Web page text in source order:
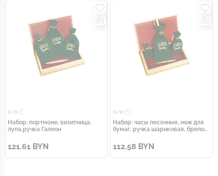
0/0
Набор: портмоне, визитница,
лупа,ручка Галеон
121.61 BYN
0/0
Набор: часы песочные, нож для
бумаг, ручка шариковая, брелок-
112.58 BYN